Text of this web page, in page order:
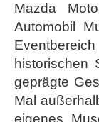
Mazda
Automobil
historischen
geprägte
Mal
eigenes